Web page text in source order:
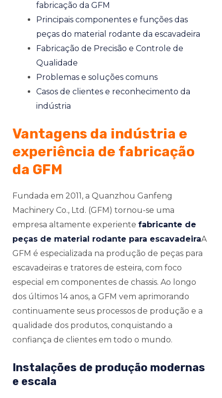
fabricação da GFM
Principais componentes e funções das
peças do material rodante da escavadeira
Fabricação de Precisão e Controle de
Qualidade
Problemas e soluções comuns
Casos de clientes e reconhecimento da
indústria
Vantagens da indústria e
experiência de fabricação
da GFM
Fundada em 2011, a Quanzhou Ganfeng
Machinery Co., Ltd. (GFM) tornou-se uma
empresa altamente experiente fabricante de
peças de material rodante para escavadeiraA
GFM é especializada na produção de peças para
escavadeiras e tratores de esteira, com foco
especial em componentes de chassis. Ao longo
dos últimos 14 anos, a GFM vem aprimorando
continuamente seus processos de produção e a
qualidade dos produtos, conquistando a
confiança de clientes em todo o mundo.
Instalações de produção modernas
e escala